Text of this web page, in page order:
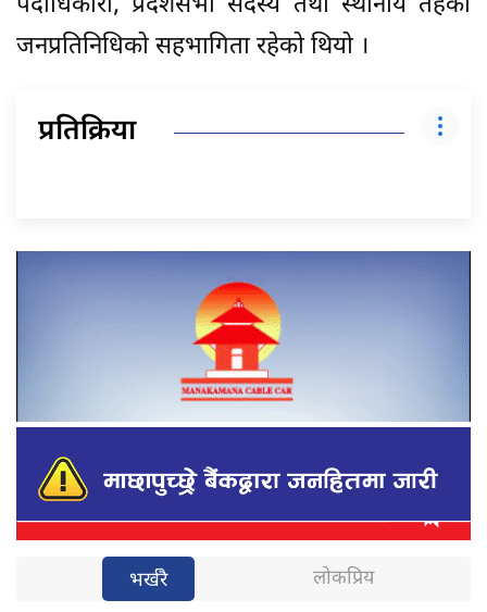
जनप्रतिनिधिको सहभागिता रहेको थियो ।
प्रतिक्रिया
भर्खरै लोकप्रिय